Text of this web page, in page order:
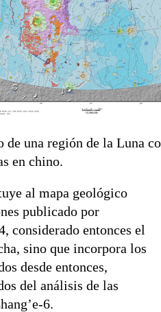
una región de la Luna
en chino.
al mapa geológico
publicado por
considerado entonces el
sino que incorpora los
desde entonces,
del análisis de las
6.